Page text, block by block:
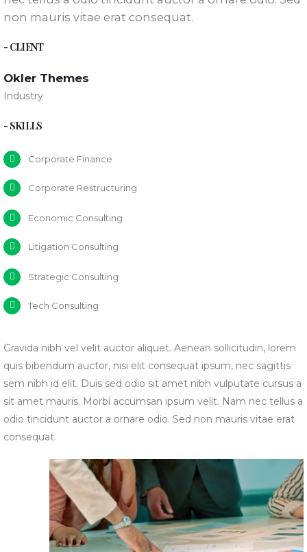
non mauris vitae erat consequat.
- CLIENT
Okler Themes
Industry
- SKILLS
Corporate Finance
Corporate Restructuring
Economic Consulting
Litigation Consulting
Strategic Consulting
Tech Consulting
Gravida nibh vel velit auctor aliquet. Aenean sollicitudin, lorem
quis bibendum auctor, nisi elit consequat ipsum, nec sagittis
sem nibh id elit. Duis sed odio sit amet nibh vulputate cursus a
sit amet mauris. Morbi accumsan ipsum velit. Nam nec tellus a
odio tincidunt auctor a ornare odio. Sed non mauris vitae erat
consequat.